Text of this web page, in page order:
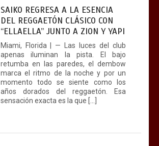
Últimas noticias
de música y
entretenimiento (29
de marzo de 2026)
5 mins
SAIKO REGRESA A LA ESENCIA
DEL REGGAETÓN CLÁSICO CON
“ELLAELLA” JUNTO A ZION Y YAPI
Miami, Florida | — Las luces del club
apenas iluminan la pista. El bajo
retumba en las paredes, el dembow
marca el ritmo de la noche y por un
momento todo se siente como los
años dorados del reggaetón. Esa
sensación exacta es la que […]